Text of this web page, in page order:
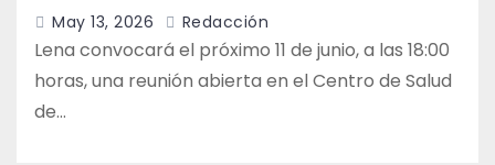
May 13, 2026 Redacción
Lena convocará el próximo 11 de junio, a las 18:00
horas, una reunión abierta en el Centro de Salud
de…